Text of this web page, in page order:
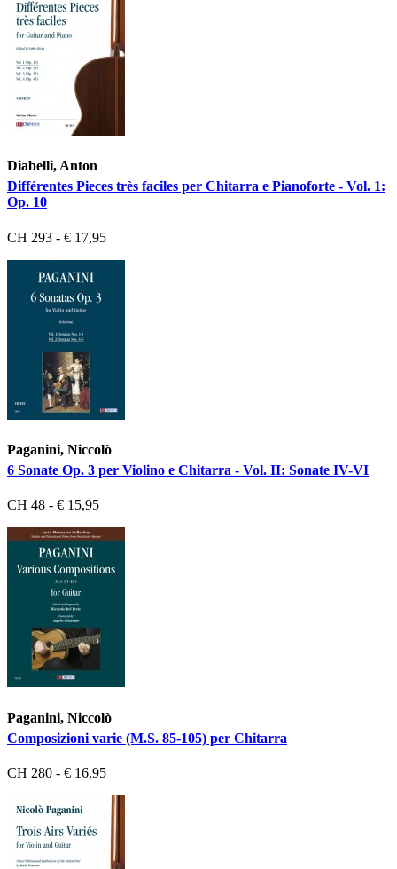
Diabelli, Anton
Différentes Pieces très faciles per Chitarra e Pianoforte - Vol. 1:
Op. 10
CH 293 - € 17,95
Paganini, Niccolò
6 Sonate Op. 3 per Violino e Chitarra - Vol. II: Sonate IV-VI
CH 48 - € 15,95
Paganini, Niccolò
Composizioni varie (M.S. 85-105) per Chitarra
CH 280 - € 16,95